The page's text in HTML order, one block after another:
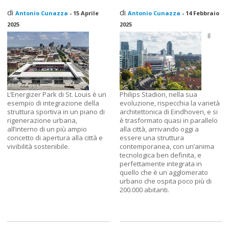
diAntonio Cunazza - 15 Aprile
2025
L’Energizer Park di St. Louis è un
esempio di integrazione della
struttura sportiva in un piano di
rigenerazione urbana,
all’interno di un più ampio
concetto di apertura alla città e
vivibilità sostenibile.
di Antonio Cunazza - 14 Febbraio
2025
Il
Philips Stadion, nella sua
evoluzione, rispecchia la varietà
architettonica di Eindhoven, e si
è trasformato quasi in parallelo
alla città, arrivando oggi a
essere una struttura
contemporanea, con un’anima
tecnologica ben definita, e
perfettamente integrata in
quello che è un agglomerato
urbano che ospita poco più di
200.000 abitanti.